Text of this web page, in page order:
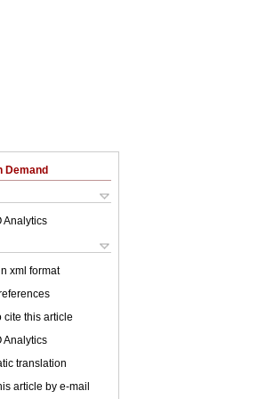
Demand
Analytics
xml format
cite this article
Analytics
translation
article by e-mail